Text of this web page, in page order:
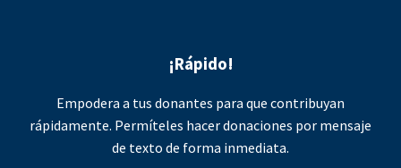
¡Rápido!
Empodera a tus donantes para que contribuyan
rápidamente. Permíteles hacer donaciones por mensaje
de texto de forma inmediata.